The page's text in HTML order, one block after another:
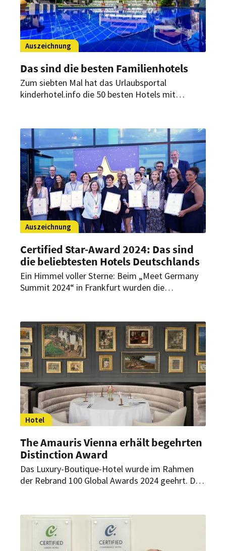
Auszeichnung
Das sind die besten Familienhotels
Zum siebten Mal hat das Urlaubsportal
kinderhotel.info die 50 besten Hotels mit
europäischen Ländern. Das sind die
familienfreundlichsten Häuser.
Auszeichnung
Certified Star-Award 2024: Das sind
die beliebtesten Hotels Deutschlands
Ein Himmel voller Sterne: Beim „Meet Germany
Summit 2024“ in Frankfurt wurden die
Begeisterung und Emotionen wurden die besten
Häuser in sechs Kategorien ausgezeichnet.
Hotel
The Amauris Vienna erhält begehrten
Distinction Award
Das Luxury-Boutique-Hotel wurde im Rahmen
der Rebrand 100 Global Awards 2024 geehrt. Die
Branchenstandards und Kreativität setzt.